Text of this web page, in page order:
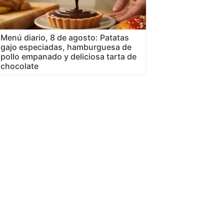
Menú diario, 8 de agosto: Patatas
gajo especiadas, hamburguesa de
pollo empanado y deliciosa tarta de
chocolate